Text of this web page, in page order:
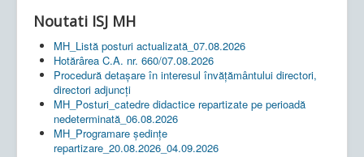
Noutati ISJ MH
MH_Listă posturi actualizată_07.08.2026
Hotărârea C.A. nr. 660/07.08.2026
Procedură detașare în interesul învățământului directori,
directori adjuncți
MH_Posturi_catedre didactice repartizate pe perioadă
nedeterminată_06.08.2026
MH_Programare ședințe
repartizare_20.08.2026_04.09.2026